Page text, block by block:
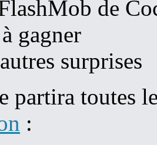
de
gagner
surprises
partira toutes
: